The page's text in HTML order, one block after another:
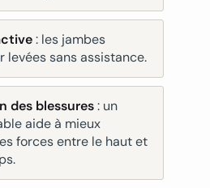
: les jambes
levées sans assistance.
des blessures: un
aide à mieux
forces entre le haut et